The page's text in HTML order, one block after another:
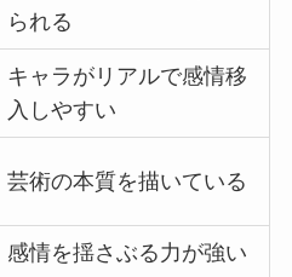
られる
キャラがリアルで感情移
入しやすい
芸術の本質を描いている
感情を揺さぶる力が強い